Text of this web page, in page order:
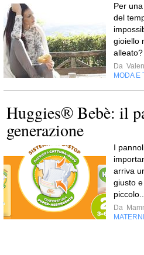
Per
del
gioiello
alleato?
Da
MODA E
Huggies® Bebè: il
generazione
I
arriva
giusto
piccolo...
Da